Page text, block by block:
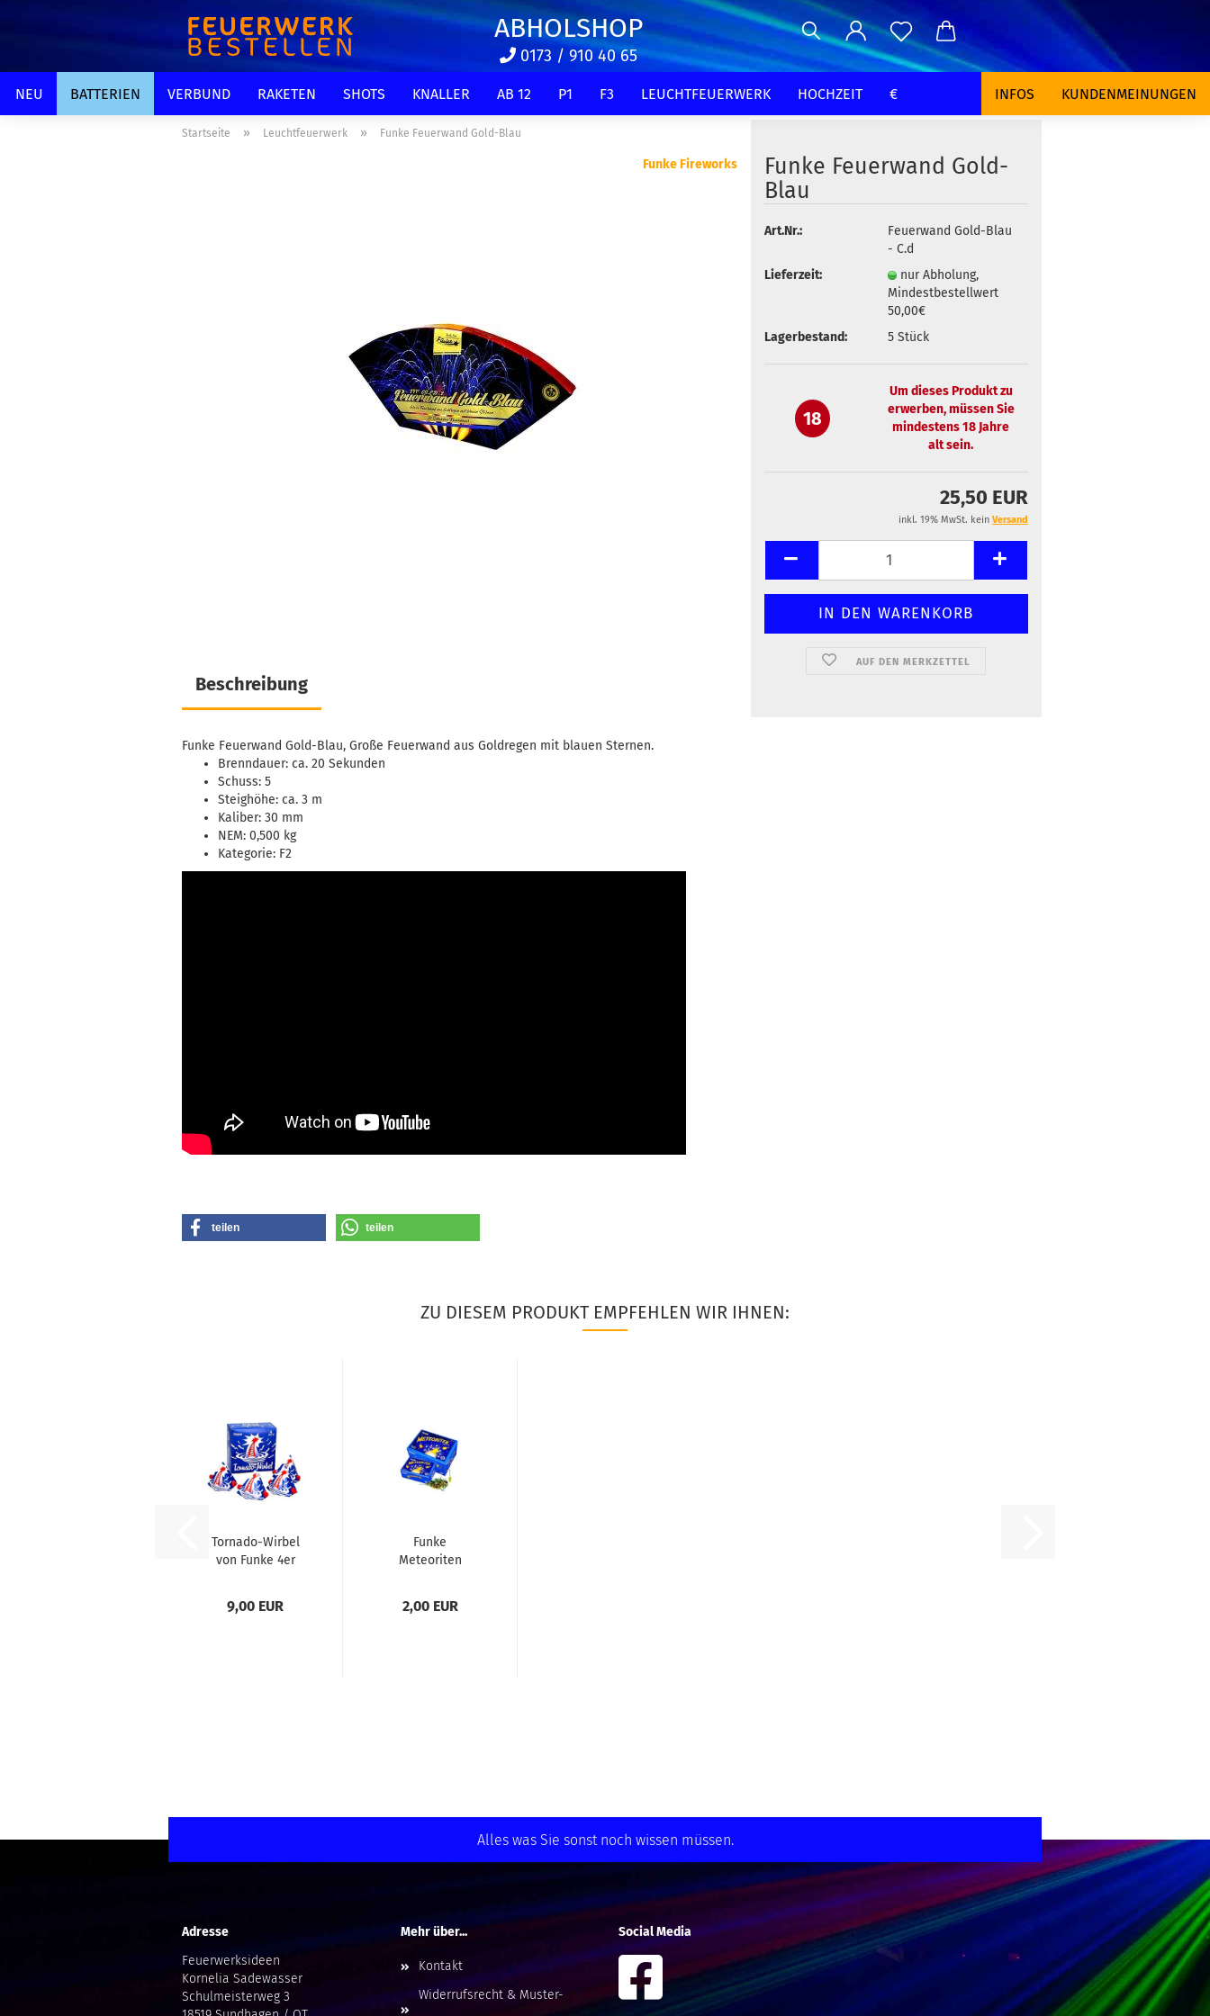
ABHOLSHOP
0173 / 910 40 65
NEU BATTERIEN VERBUND RAKETEN SHOTS KNALLER AB 12 P1 F3 LEUCHTFEUERWERK HOCHZEIT € INFOS KUNDENMEINUNGEN
Startseite » Leuchtfeuerwerk » Funke Feuerwand Gold-Blau
Funke Fireworks
Funke Feuerwand Gold-
Blau
Art.Nr.:
Feuerwand Gold-Blau
- C.d
Lieferzeit:
nur Abholung,
Mindestbestellwert
50,00€
Lagerbestand:
5 Stück
18
Um dieses Produkt zu
erwerben, müssen Sie
mindestens 18 Jahre
alt sein.
25,50 EUR
inkl. 19% MwSt. kein Versand
AUF DEN MERKZETTEL
Beschreibung
Funke Feuerwand Gold-Blau, Große Feuerwand aus Goldregen mit blauen Sternen.
Brenndauer: ca. 20 Sekunden
Schuss: 5
Steighöhe: ca. 3 m
Kaliber: 30 mm
NEM: 0,500 kg
Kategorie: F2
teilen teilen
ZU DIESEM PRODUKT EMPFEHLEN WIR IHNEN:
Tornado-Wirbel
von Funke 4er
9,00 EUR
Funke
Meteoriten
2,00 EUR
Alles was Sie sonst noch wissen müssen.
Adresse
Feuerwerksideen
Kornelia Sadewasser
Schulmeisterweg 3
Mehr über...
Kontakt
Widerrufsrecht & Muster-
Social Media